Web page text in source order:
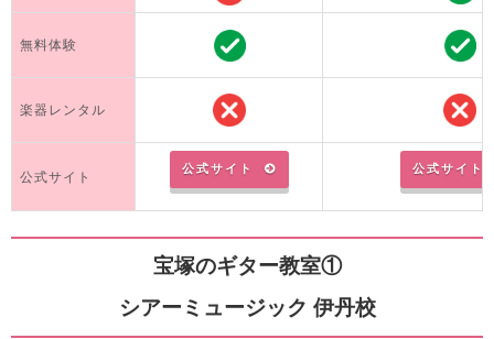
無料体験
楽器レンタル
公式サイト
公式サイト 公式サイト
宝塚のギター教室①
シアーミュージック 伊丹校